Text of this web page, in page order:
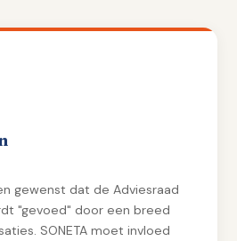
gewenst dat de Adviesraad
"gevoed" door een breed
SONETA moet invloed